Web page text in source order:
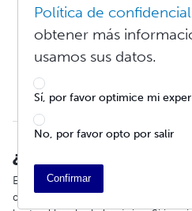
Configuración de
Solución de problemas
Bordes blancos
Error común de
¿Qué es el sangrado
El sangradoes un término de
documento con imágenes, líneas o
Política de
obtener más
usamos sus datos.
Sí, por favor optimice mi
No, por favor opto por salir
Confirmar